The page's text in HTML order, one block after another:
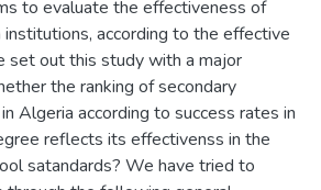
to evaluate the effectiveness of
institutions, according to the effective
set out this study with a major
the ranking of secondary
Algeria according to success rates in
reflects its effectivenss in the
satandards? We have tried to